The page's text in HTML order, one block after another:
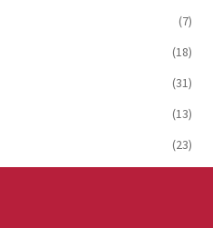
(7)
(18)
(31)
(13)
(23)